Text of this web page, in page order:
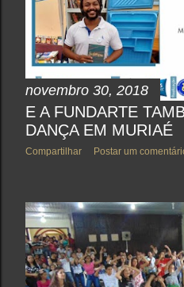
novembro 30, 2018
E A FUNDARTE
DANÇA EM MURIAÉ
Compartilhar Postar um